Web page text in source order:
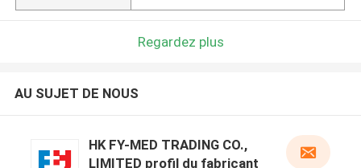
Regardez plus
AU SUJET DE NOUS
HK FY-MED TRADING CO.,
LIMITED profil du fabricant